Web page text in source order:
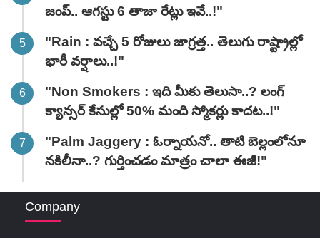
జంప్.. ఆగస్టు 6 తాజా రేట్లు ఇవే..!"
"Rain : వచ్చే 5 రోజులు జాగ్రత్త.. తెలుగు రాష్ట్రాల్లో
భారీ వ‌ర్షాలు..!"
"Non Smokers : ఇది మీకు తెలుసా..? లంగ్
క్యాన్సర్ కేసుల్లో 50% మంది స్మోకర్లు కాదట..!"
"Palm Jaggery : ఓర్నాయనో.. తాటి బెల్లంలోనూ
నకిలీనా..? గుర్తించడం మాత్రం చాలా ఈజీ!"
Company